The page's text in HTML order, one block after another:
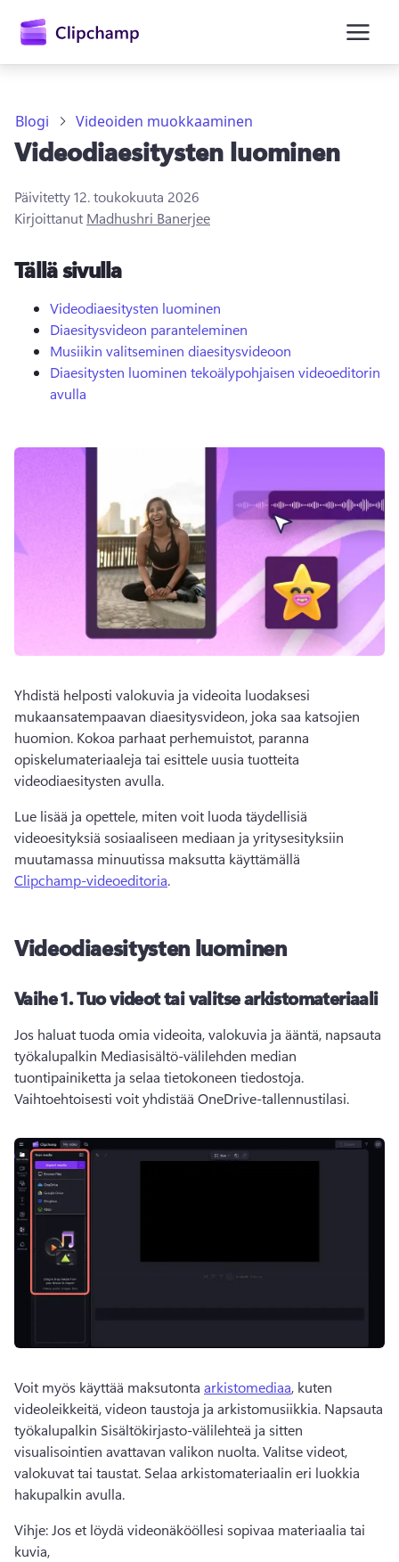
Kokeile maksutta
Blogi Videoiden muokkaaminen
Videodiaesitysten luominen
Päivitetty12. toukokuuta 2026
Kirjoittanut Madhushri Banerjee
Tällä sivulla
Videodiaesitysten luominen
Diaesitysvideon paranteleminen
Musiikin valitseminen diaesitysvideoon
Diaesitysten luominen tekoälypohjaisen videoeditorin
avulla
Yhdistä helposti valokuvia ja videoita luodaksesi
mukaansatempaavan diaesitysvideon, joka saa katsojien
huomion. Kokoa parhaat perhemuistot, paranna
opiskelumateriaaleja tai esittele uusia tuotteita
videodiaesitysten avulla.
Lue lisää ja opettele, miten voit luoda täydellisiä
videoesityksiä sosiaaliseen mediaan ja yritysesityksiin
muutamassa minuutissa maksutta käyttämällä
Clipchamp-videoeditoria.
Videodiaesitysten luominen
Vaihe 1.Tuo videot tai valitse arkistomateriaali
Jos haluat tuoda omia videoita, valokuvia ja ääntä, napsauta
työkalupalkin Mediasisältö-välilehden median
tuontipainiketta ja selaa tietokoneen tiedostoja.
Vaihtoehtoisesti voit yhdistää OneDrive-tallennustilasi.
Voit myös käyttää maksutonta arkistomediaa, kuten
videoleikkeitä, videon taustoja ja arkistomusiikkia. Napsauta
työkalupalkin Sisältökirjasto-välilehteä ja sitten
visualisointien avattavan valikon nuolta. Valitse videot,
valokuvat tai taustat. Selaa arkistomateriaalin eri luokkia
hakupalkin avulla.
Vihje: Jos et löydä videonäkööllesi sopivaa materiaalia tai
kuvia,